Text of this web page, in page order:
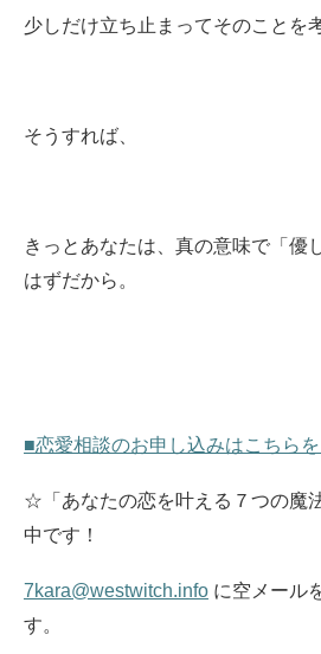
少しだけ立ち止まってそのことを
そうすれば、
きっとあなたは、真の意味で「優
はずだから。
■恋愛相談のお申し込みはこちらを
☆「あなたの恋を叶える７つの魔
中です！
7kara@westwitch.info に空メール
す。